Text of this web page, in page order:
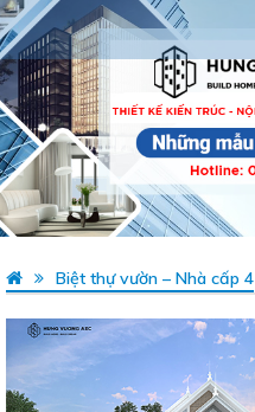
Biệt thự vườn – Nhà cấp 4